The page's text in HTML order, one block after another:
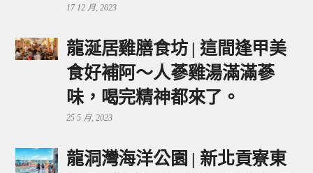
17 12 月, 2023
龍涎居雞膳食坊 | 這間逢甲美
食好補阿～人蔘雞湯滿滿蔘
味，喝完精神都來了。
25 5 月, 2023
龍洞灣海洋公園 | 新北貢寮東